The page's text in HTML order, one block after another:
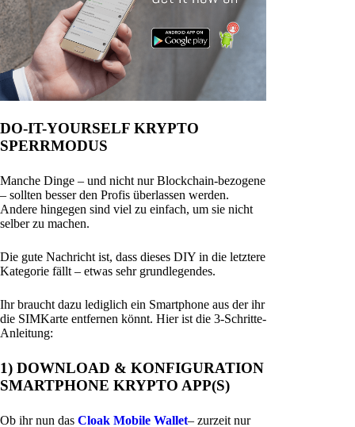
DO-IT-YOURSELF KRYPTO
SPERRMODUS
Manche Dinge – und nicht nur Blockchain-bezogene
– sollten besser den Profis überlassen werden.
Andere hingegen sind viel zu einfach, um sie nicht
selber zu machen.
Die gute Nachricht ist, dass dieses DIY in die letztere
Kategorie fällt – etwas sehr grundlegendes.
Ihr braucht dazu lediglich ein Smartphone aus der ihr
die SIMKarte entfernen könnt. Hier ist die 3-Schritte-
Anleitung:
1) DOWNLOAD & KONFIGURATION
SMARTPHONE KRYPTO APP(S)
Ob ihr nun das Cloak Mobile Wallet– zurzeit nur